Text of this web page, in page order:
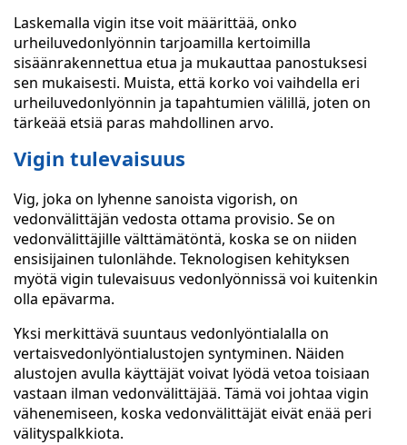
Laskemalla vigin itse voit määrittää, onko
urheiluvedonlyönnin tarjoamilla kertoimilla
sisäänrakennettua etua ja mukauttaa panostuksesi
sen mukaisesti. Muista, että korko voi vaihdella eri
urheiluvedonlyönnin ja tapahtumien välillä, joten on
tärkeää etsiä paras mahdollinen arvo.
Vigin tulevaisuus
Vig, joka on lyhenne sanoista vigorish, on
vedonvälittäjän vedosta ottama provisio. Se on
vedonvälittäjille välttämätöntä, koska se on niiden
ensisijainen tulonlähde. Teknologisen kehityksen
myötä vigin tulevaisuus vedonlyönnissä voi kuitenkin
olla epävarma.
Yksi merkittävä suuntaus vedonlyöntialalla on
vertaisvedonlyöntialustojen syntyminen. Näiden
alustojen avulla käyttäjät voivat lyödä vetoa toisiaan
vastaan ilman vedonvälittäjää. Tämä voi johtaa vigin
vähenemiseen, koska vedonvälittäjät eivät enää peri
välityspalkkiota.